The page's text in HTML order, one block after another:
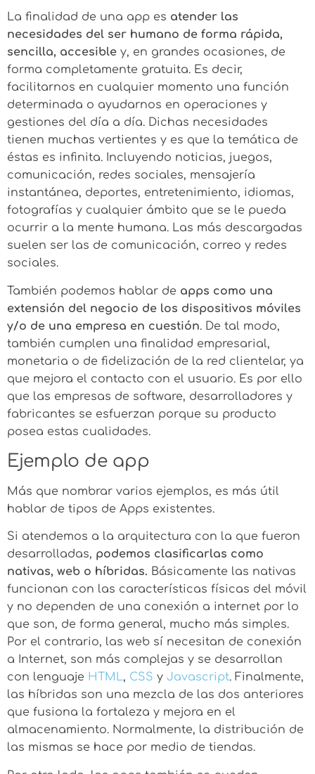
La finalidad de una app es atender las
necesidades del ser humano de forma rápida,
sencilla, accesible y, en grandes ocasiones, de
forma completamente gratuita. Es decir,
facilitarnos en cualquier momento una función
determinada o ayudarnos en operaciones y
gestiones del día a día. Dichas necesidades
tienen muchas vertientes y es que la temática de
éstas es infinita. Incluyendo noticias, juegos,
comunicación, redes sociales, mensajería
instantánea, deportes, entretenimiento, idiomas,
fotografías y cualquier ámbito que se le pueda
ocurrir a la mente humana. Las más descargadas
suelen ser las de comunicación, correo y redes
sociales.
También podemos hablar de apps como una
extensión del negocio de los dispositivos móviles
y/o de una empresa en cuestión. De tal modo,
también cumplen una finalidad empresarial,
monetaria o de fidelización de la red clientelar, ya
que mejora el contacto con el usuario. Es por ello
que las empresas de software, desarrolladores y
fabricantes se esfuerzan porque su producto
posea estas cualidades.
Ejemplo de app
Más que nombrar varios ejemplos, es más útil
hablar de tipos de Apps existentes.
Si atendemos a la arquitectura con la que fueron
desarrolladas, podemos clasificarlas como
nativas, web o híbridas. Básicamente las nativas
funcionan con las características físicas del móvil
y no dependen de una conexión a internet por lo
que son, de forma general, mucho más simples.
Por el contrario, las web sí necesitan de conexión
a Internet, son más complejas y se desarrollan
con lenguaje HTML, CSS y Javascript. Finalmente,
las híbridas son una mezcla de las dos anteriores
que fusiona la fortaleza y mejora en el
almacenamiento. Normalmente, la distribución de
las mismas se hace por medio de tiendas.